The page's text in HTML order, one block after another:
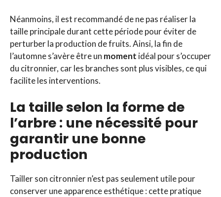
Néanmoins, il est recommandé de ne pas réaliser la
taille principale durant cette période pour éviter de
perturber la production de fruits. Ainsi, la fin de
l’automne s’avère être un moment idéal pour s’occuper
du citronnier, car les branches sont plus visibles, ce qui
facilite les interventions.
La taille selon la forme de
l’arbre : une nécessité pour
garantir une bonne
production
Tailler son citronnier n’est pas seulement utile pour
conserver une apparence esthétique : cette pratique